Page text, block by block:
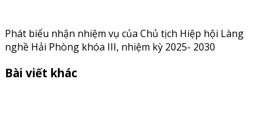
Phát biểu nhận nhiệm vụ của Chủ tịch Hiệp hội Làng
nghề Hải Phòng khóa III, nhiệm kỳ 2025- 2030
Bài viết khác